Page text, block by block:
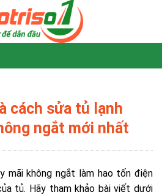
cách sửa tủ lạnh
ngắt mới nhất
mãi không ngắt làm hao tốn điện
tủ. Hãy tham khảo bài viết dưới